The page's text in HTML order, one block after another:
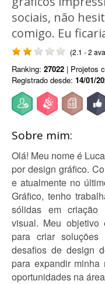
sociais, não
comigo. Eu
(2.1 - 2
Ranking: 27022 | Projetos
Registrado desde: 14/01/
Sobre mim:
Olá! Meu nome é
por design gráfico.
e atualmente no
Gráfico, tenho
sólidas em criação
visual. Meu objetivo
para criar
desafios de design
para expandir
oportunidades na